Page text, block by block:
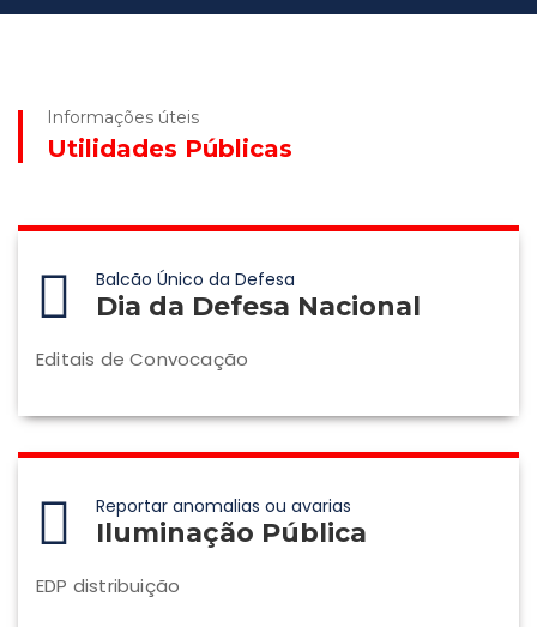
Informações úteis
Utilidades Públicas
Balcão Único da Defesa
Dia da Defesa Nacional
Editais de Convocação
Reportar anomalias ou avarias
Iluminação Pública
EDP distribuição